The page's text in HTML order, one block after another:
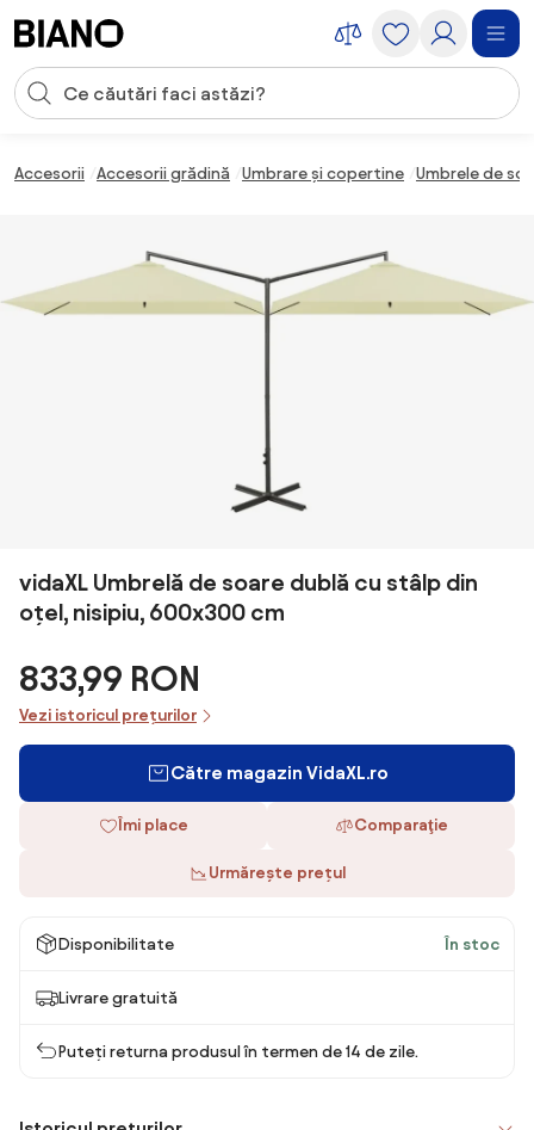
Introducerea căutării
Accesorii Accesorii grădină Umbrare și copertine Umbrele de
vidaXL Umbrelă de soare dublă cu stâlp din
oțel, nisipiu, 600x300 cm
833,99 RON
Vezi istoricul prețurilor
Către magazin VidaXL.ro
Îmi place Comparaţie
Urmărește prețul
Disponibilitate În stoc
Livrare gratuită
Puteți returna produsul în termen de 14 de zile.